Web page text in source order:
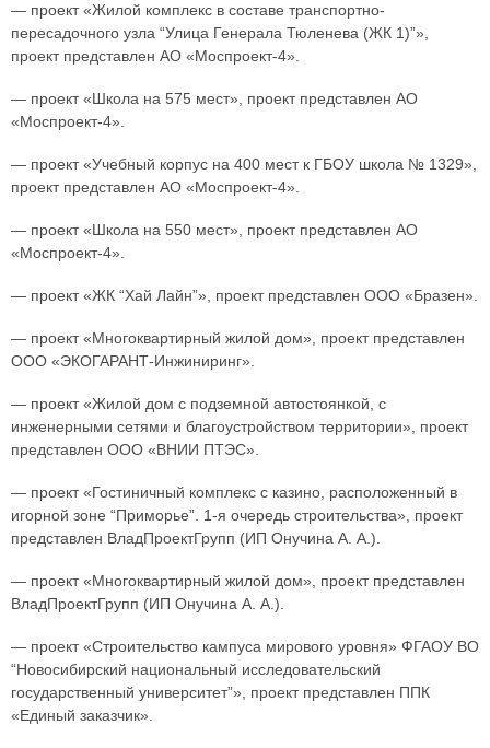
— проект «Жилой комплекс в составе транспортно-
пересадочного узла “Улица Генерала Тюленева (ЖК 1)”»,
проект представлен АО «Моспроект-4».
— проект «Школа на 575 мест», проект представлен АО
«Моспроект-4».
— проект «Учебный корпус на 400 мест к ГБОУ школа № 1329»,
проект представлен АО «Моспроект-4».
— проект «Школа на 550 мест», проект представлен АО
«Моспроект-4».
— проект «ЖК “Хай Лайн”», проект представлен ООО «Бразен».
— проект «Многоквартирный жилой дом», проект представлен
ООО «ЭКОГАРАНТ-Инжиниринг».
— проект «Жилой дом с подземной автостоянкой, с
инженерными сетями и благоустройством территории», проект
представлен ООО «ВНИИ ПТЭС».
— проект «Гостиничный комплекс с казино, расположенный в
игорной зоне “Приморье”. 1-я очередь строительства», проект
представлен ВладПроектГрупп (ИП Онучина А. А.).
— проект «Многоквартирный жилой дом», проект представлен
ВладПроектГрупп (ИП Онучина А. А.).
— проект «Строительство кампуса мирового уровня» ФГАОУ ВО
“Новосибирский национальный исследовательский
государственный университет”», проект представлен ППК
«Единый заказчик».